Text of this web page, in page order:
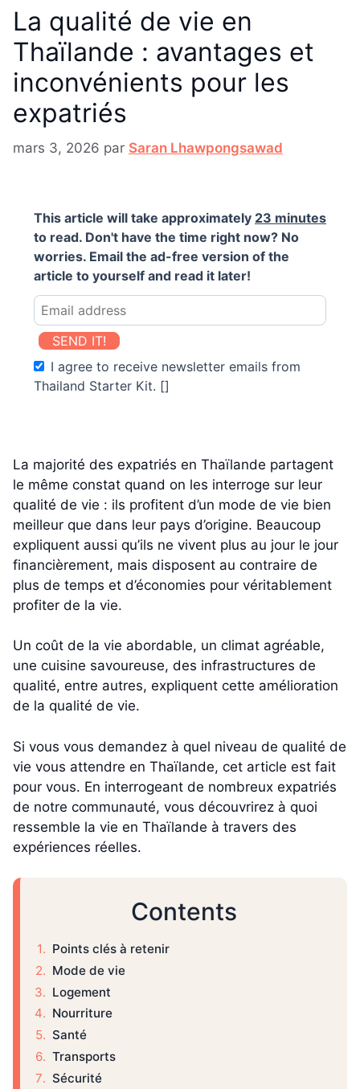
La qualité de vie en
Thaïlande : avantages et
inconvénients pour les
expatriés
mars 3, 2026 par Saran Lhawpongsawad
This article will take approximately 23 minutes
to read. Don't have the time right now? No
worries. Email the ad-free version of the
article to yourself and read it later!
SEND IT!
I agree to receive newsletter emails from
Thailand Starter Kit. []
La majorité des expatriés en Thaïlande partagent
le même constat quand on les interroge sur leur
qualité de vie : ils profitent d’un mode de vie bien
meilleur que dans leur pays d’origine. Beaucoup
expliquent aussi qu’ils ne vivent plus au jour le jour
financièrement, mais disposent au contraire de
plus de temps et d’économies pour véritablement
profiter de la vie.
Un coût de la vie abordable, un climat agréable,
une cuisine savoureuse, des infrastructures de
qualité, entre autres, expliquent cette amélioration
de la qualité de vie.
Si vous vous demandez à quel niveau de qualité de
vie vous attendre en Thaïlande, cet article est fait
pour vous. En interrogeant de nombreux expatriés
de notre communauté, vous découvrirez à quoi
ressemble la vie en Thaïlande à travers des
expériences réelles.
Contents
Points clés à retenir
Mode de vie
Logement
Nourriture
Santé
Transports
Sécurité